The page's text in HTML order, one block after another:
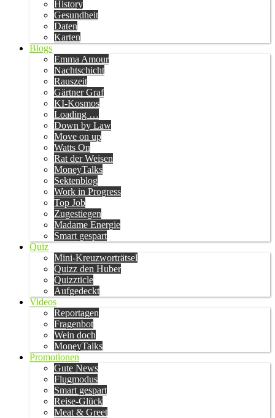
History
Gesundheit
Daten
Karten
Blogs
Emma Amour
Nachtschicht
Rauszeit
Gärtner Graf
KI-Kosmos
Loading …
Down by Law
Move on up
Watts On
Rat der Weisen
MoneyTalks
Sektenblog
Work in Progress
Top Job
Zugestiegen
Madame Energie
Smart gespart
Quiz
Mini-Kreuzworträtsel
Quizz den Huber
Quizzticle
Aufgedeckt
Videos
Reportagen
Fragenbot
Wein doch
MoneyTalks
Promotionen
Gute News
Flugmodus
Smart gespart
Reise-Glück
Meat & Greet